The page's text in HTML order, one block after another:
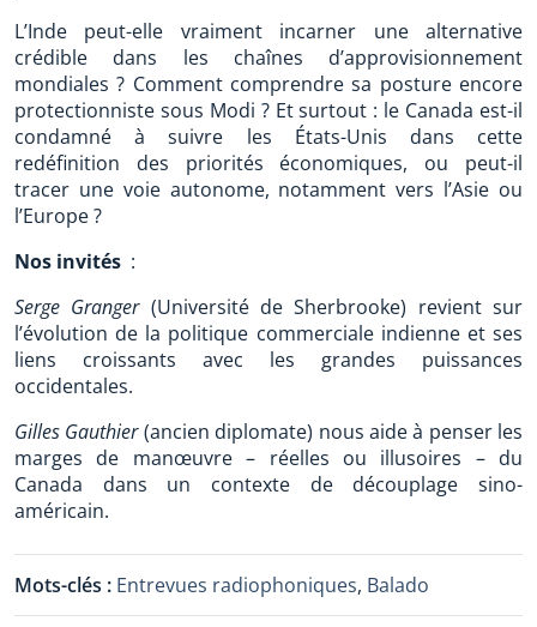
L’Inde peut-elle vraiment incarner une alternative
crédible dans les chaînes d’approvisionnement
mondiales ? Comment comprendre sa posture encore
protectionniste sous Modi ? Et surtout : le Canada est-il
condamné à suivre les États-Unis dans cette
redéfinition des priorités économiques, ou peut-il
tracer une voie autonome, notamment vers l’Asie ou
l’Europe ?
Nos invités :
Serge Granger(Université de Sherbrooke) revient sur
l’évolution de la politique commerciale indienne et ses
liens croissants avec les grandes puissances
occidentales.
Gilles Gauthier(ancien diplomate) nous aide à penser les
marges de manœuvre – réelles ou illusoires – du
Canada dans un contexte de découplage sino-
américain.
Mots-clés : Entrevues radiophoniques, Balado